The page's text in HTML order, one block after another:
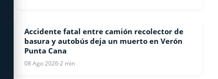
LOCALES
Accidente fatal entre camión recolector de
basura y autobús deja un muerto en Verón
Punta Cana
08 Ago 2026·2 min